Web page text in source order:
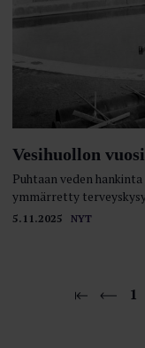
5.11.2025 NYT
Vesihuollon
Puhtaan veden
ymmärretty
1